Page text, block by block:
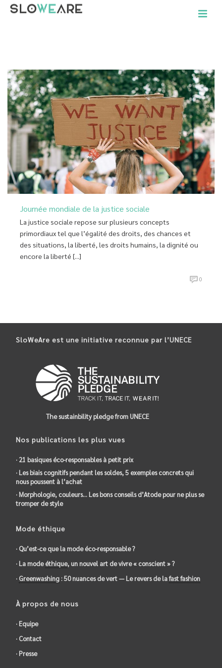
Journée mondiale de la justice sociale
La justice sociale repose sur plusieurs concepts
primordiaux tel que l’égalité des droits, des chances et
des situations, la liberté, les droits humains, la dignité ou
encore la liberté [...]
0
SloWeAre est une initiative reconnue par l’UNECE
The sustainbility pledge from UNECE
Nos publications les plus vues
· 21 basiques éco-responsables à petit prix
· Les biais cognitifs pendant les soldes, 5 exemples concrets qui
nous poussent à l’achat
· Morphologie, couleurs… Les bons conseils d’Atode pour ne plus se
tromper de style
Mode éthique
· Qu’est-ce que la mode éco-responsable ?
· La modeéthique, un nouvel art de vivre « conscient » ?
· Greenwashing : 50 nuances de vert — Le revers de lafast fashion
À propos de nous
· Equipe
· Contact
· Presse